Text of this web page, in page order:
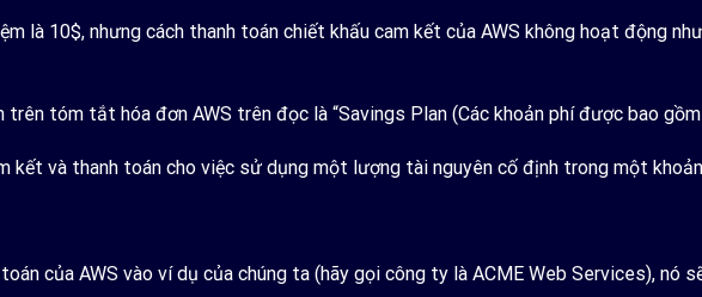
là 10$, nhưng cách thanh toán chiết khấu cam kết của AWS không hoạt động
trên tóm tắt hóa đơn AWS trên đọc là “Savings Plan (Các khoản phí được bao
kết và thanh toán cho việc sử dụng một lượng tài nguyên cố định trong một
của AWS vào ví dụ của chúng ta (hãy gọi công ty là ACME Web Services), nó